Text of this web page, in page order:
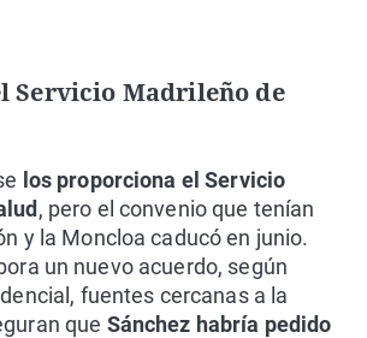
Servicio Madrileño de
los proporciona el Servicio
, pero el convenio que tenían
y la Moncloa caducó en junio.
un nuevo acuerdo, según
fuentes cercanas a la
que Sánchez habría pedido